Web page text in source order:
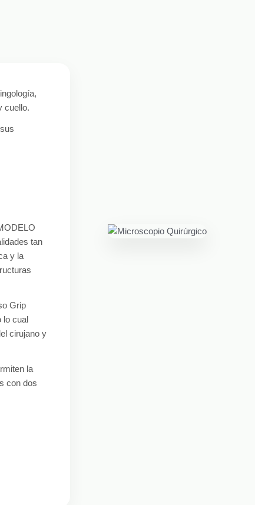
cuello.
tan
y la
Grip
lo cual
cirujano y
la
con dos